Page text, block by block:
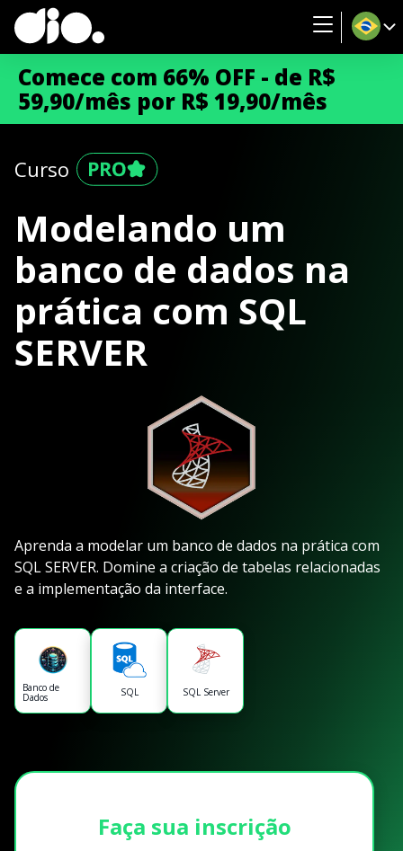
Comece com 66% OFF - de R$
59,90/mês por R$ 19,90/mês
Curso
Modelando um
banco de dados na
prática com SQL
SERVER
Aprenda a modelar um banco de dados na prática com
SQL SERVER. Domine a criação de tabelas relacionadas
e a implementação da interface.
Banco de
Dados SQL SQL Server
Faça sua inscrição